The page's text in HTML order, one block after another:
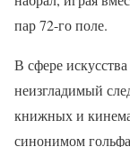
пар 72-го поле.
В сфере
неизгладимый
книжных и
синонимом